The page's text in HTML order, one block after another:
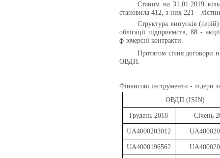
Станом на 31.01.2019
становила 412, з них 221 –
Структура випусків
облігації підприємств, 88 -
ф’ючерсні контракти.
Протягом січня договори
ОВДП.
Фінансові інструменти - лідери
ОВДП (ISIN)
Грудень 2018 Січень
UA4000203012
UA4000196562